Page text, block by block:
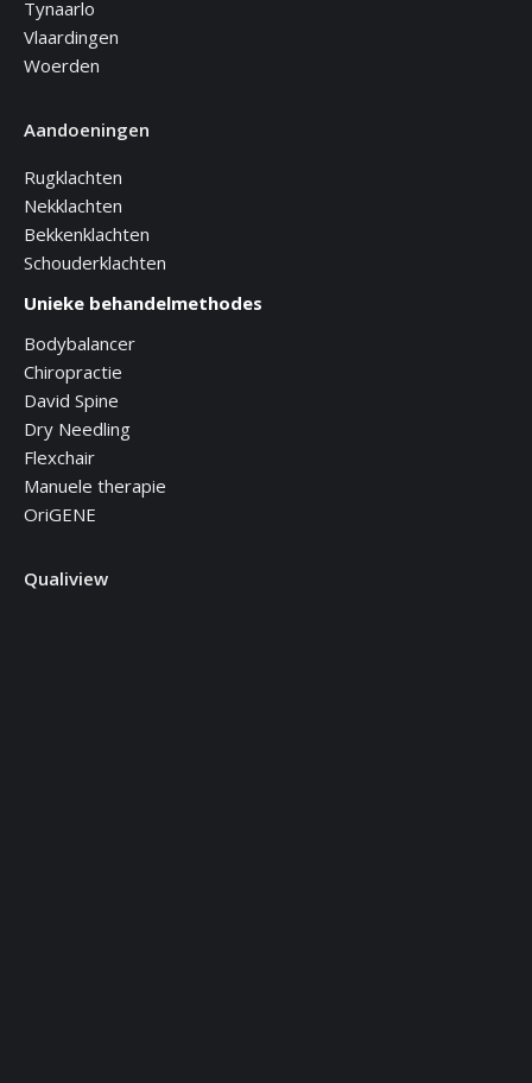
Tynaarlo
Vlaardingen
Woerden
Aandoeningen
Rugklachten
Nekklachten
Bekkenklachten
Schouderklachten
Unieke behandelmethodes
Bodybalancer
Chiropractie
David Spine
Dry Needling
Flexchair
Manuele therapie
OriGENE
Qualiview